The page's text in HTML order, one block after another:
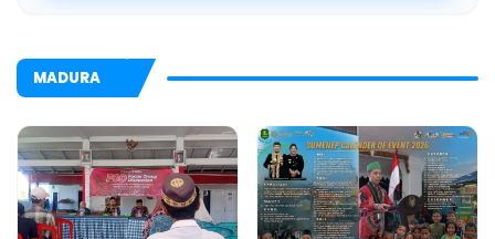
MADURA